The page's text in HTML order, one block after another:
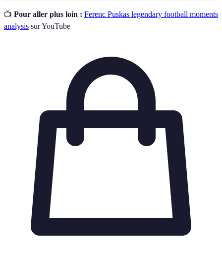
📺 Pour aller plus loin : Ferenc Puskas legendary football moments
analysis sur YouTube